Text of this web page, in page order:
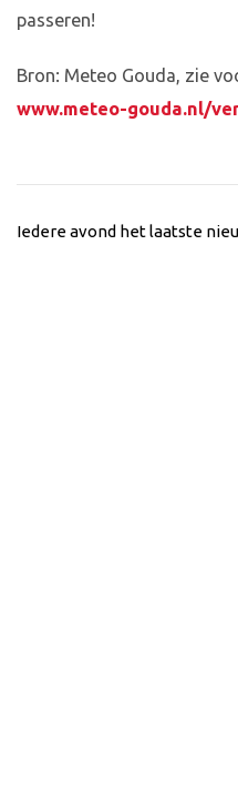
passeren!
Bron: Meteo Gouda, zie
www.meteo-gouda.nl/
Iedere avond het laatste